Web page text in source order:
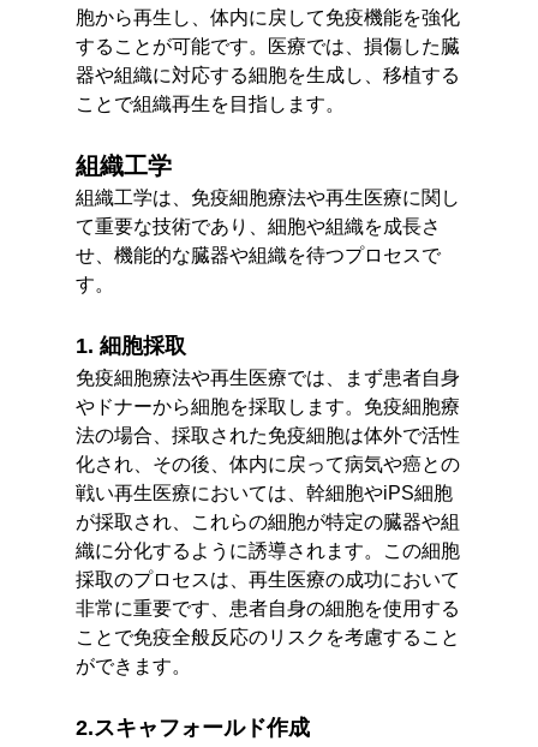
胞から再生し、体内に戻して免疫機能を強化
することが可能です。医療では、損傷した臓
器や組織に対応する細胞を生成し、移植する
ことで組織再生を目指します。
組織工学
組織工学は、免疫細胞療法や再生医療に関し
て重要な技術であり、細胞や組織を成長さ
せ、機能的な臓器や組織を待つプロセスで
す。
1. 細胞採取
免疫細胞療法や再生医療では、まず患者自身
やドナーから細胞を採取します。免疫細胞療
法の場合、採取された免疫細胞は体外で活性
化され、その後、体内に戻って病気や癌との
戦い再生医療においては、幹細胞やiPS細胞
が採取され、これらの細胞が特定の臓器や組
織に分化するように誘導されます。この細胞
採取のプロセスは、再生医療の成功において
非常に重要です、患者自身の細胞を使用する
ことで免疫全般反応のリスクを考慮すること
ができます。
2.スキャフォールド作成